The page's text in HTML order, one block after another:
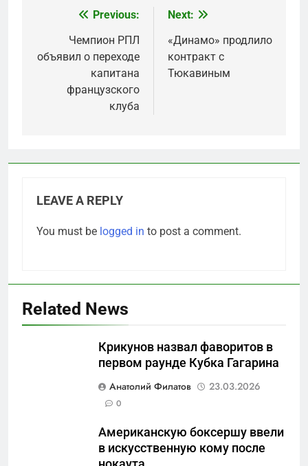
navigation
Previous:
Чемпион РПЛ
объявил о переходе
капитана
французского
клуба
Next:
«Динамо» продлило
контракт с
Тюкавиным
LEAVE A REPLY
You must be logged in to post a comment.
Related News
Крикунов назвал фаворитов в
первом раунде Кубка Гагарина
Анатолий Филатов
23.03.2026
0
Американскую боксершу ввели
в искусственную кому после
Отрезанные от помощи:
маркетплейсы «умывают
руки» после ударов по
САНКТ-ПЕТЕРБУРГ И ОБЛАСТЬ